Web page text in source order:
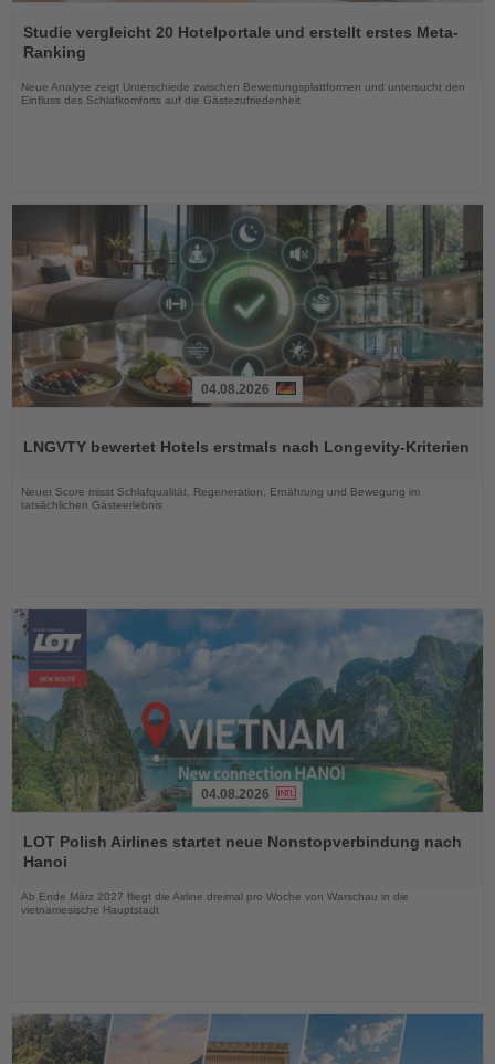
Sie
die
Nachrichten
Studie vergleicht 20 Hotelportale und erstellt erstes Meta-
Ranking
Neue Analyse zeigt Unterschiede zwischen Bewertungsplattformen und untersucht den
Einfluss des Schlafkomforts auf die Gästezufriedenheit
die
04.08.2026
LNGVTY bewertet Hotels erstmals nach Longevity-Kriterien
Neuer Score misst Schlafqualität, Regeneration, Ernährung und Bewegung im
tatsächlichen Gästeerlebnis
Sie
die
04.08.2026
LOT Polish Airlines startet neue Nonstopverbindung nach
Hanoi
Ab Ende März 2027 fliegt die Airline dreimal pro Woche von Warschau in die
vietnamesische Hauptstadt